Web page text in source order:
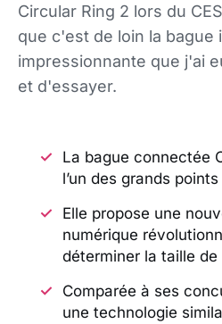
Circular Ring 2 lors du
que c'est de loin la bague
impressionnante que j'ai
et d'essayer.
La bague connectée
l’un des grands
Elle propose une
numérique
déterminer la taille de
Comparée à ses
une technologie